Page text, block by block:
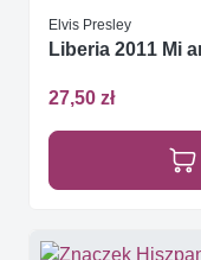
Elvis Presley
Liberia 2011 Mi
27,50 zł